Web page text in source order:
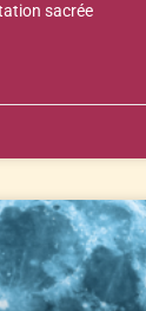
sacrée